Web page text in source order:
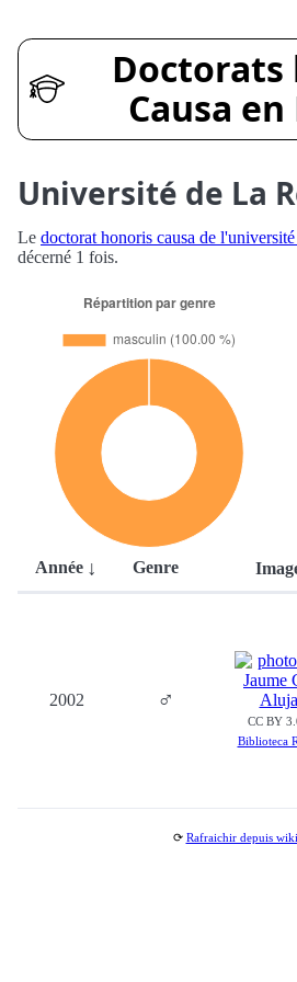
Doctorats
Causa
Université de La
Le doctorat honoris causa de
décerné 1 fois.
Année Genre
2002 ♂
CC BY
Biblioteca
⟳ Rafraichir depuis